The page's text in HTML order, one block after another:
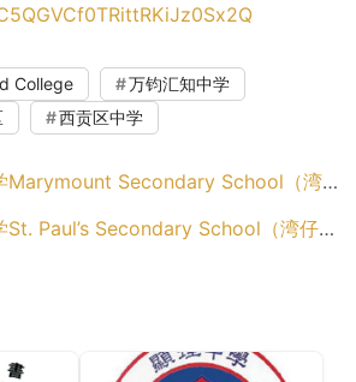
College
万钧汇知中学
西贡区中学
Secondary School（湾仔区中学）
Paul’s Secondary School（湾仔区中学）